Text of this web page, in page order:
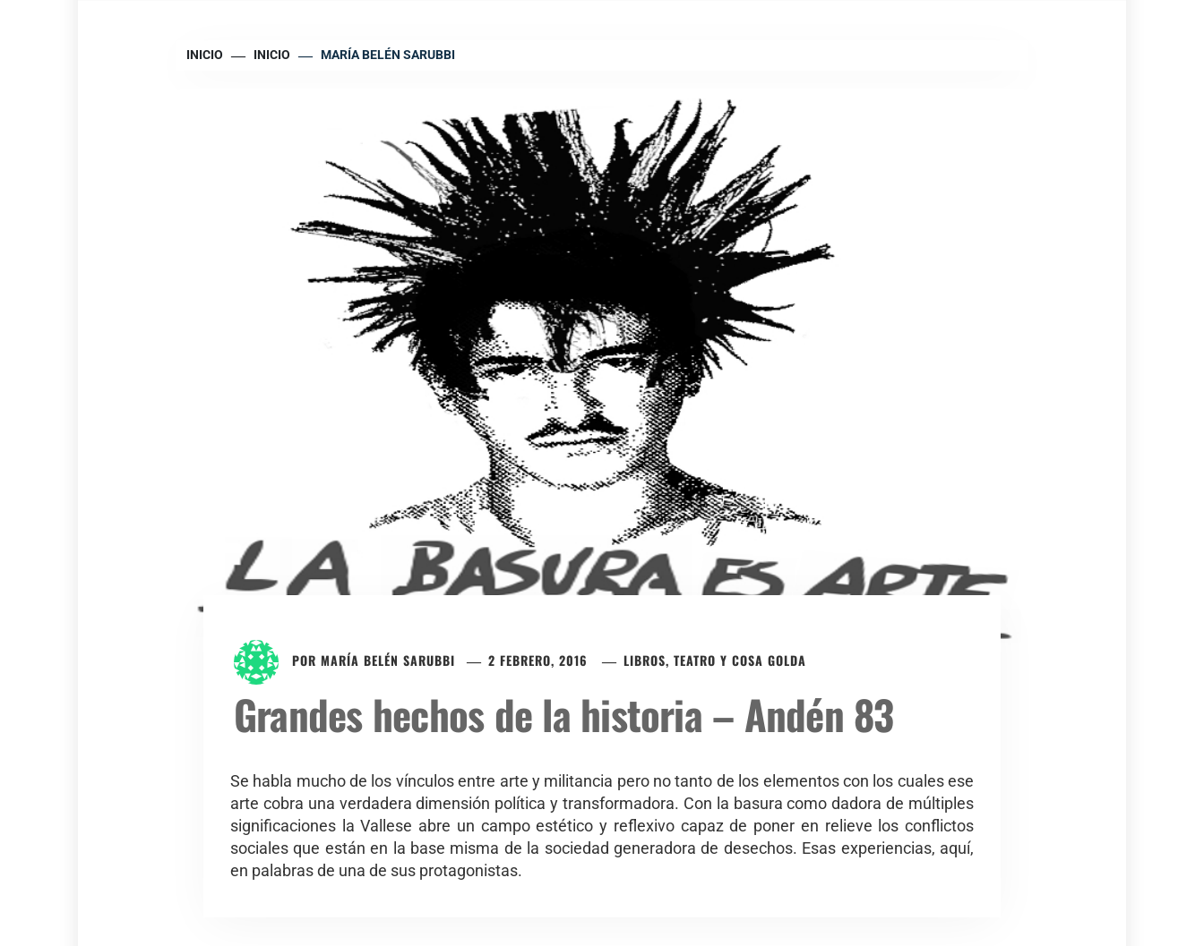
INICIO INICIO MARÍA BELÉN SARUBBI
POR MARÍA BELÉN SARUBBI 2 FEBRERO, 2016 LIBROS, TEATRO Y COSA GOLDA
Grandes hechos de la historia – Andén 83
Se habla mucho de los vínculos entre arte y militancia pero no tanto de los elementos con los cuales ese
arte cobra una verdadera dimensión política y transformadora. Con la basura como dadora de múltiples
significaciones la Vallese abre un campo estético y reflexivo capaz de poner en relieve los conflictos
sociales que están en la base misma de la sociedad generadora de desechos. Esas experiencias, aquí,
en palabras de una de sus protagonistas.